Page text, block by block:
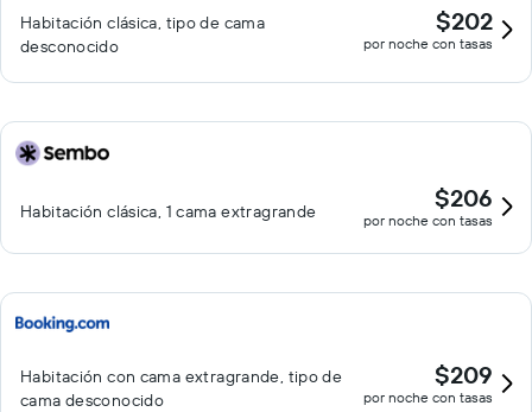
Habitación clásica, tipo de cama
desconocido
$202
por noche con tasas
Habitación clásica, 1 cama extragrande $206
por noche con tasas
Habitación con cama extragrande, tipo de
cama desconocido
$209
por noche con tasas